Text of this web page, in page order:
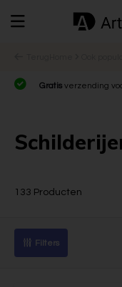
Gratis verzending
133 Producten
Filters